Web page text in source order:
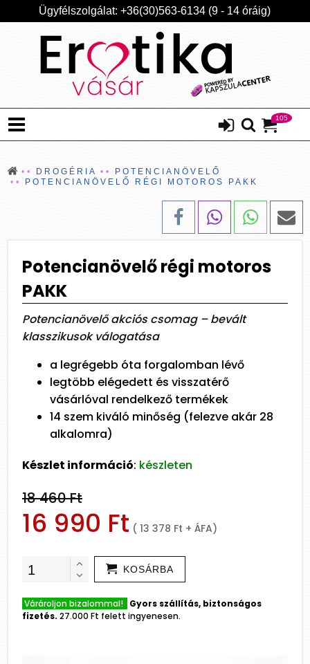
Ügyfélszolgálat: +36(30)563-6134 (9 - 14 óráig)
105
DROGÉRIA
POTENCIANÖVELŐ
POTENCIANÖVELŐ RÉGI MOTOROS PAKK
Potencianövelő régi motoros
PAKK
Potencianövelő akciós csomag – bevált
klasszikusok válogatása
a legrégebb óta forgalomban lévő
legtöbb elégedett és visszatérő
vásárlóval rendelkező termékek
14 szem kiváló minőség (felezve akár 28
alkalomra)
Készlet információ: készleten
18 460 Ft
16 990 Ft ( 13 378 Ft + ÁFA)
KOSÁRBA
Várároljon bizalommal! Gyors szállítás, biztonságos
fizetés. 27.000 Ft felett ingyenesen.